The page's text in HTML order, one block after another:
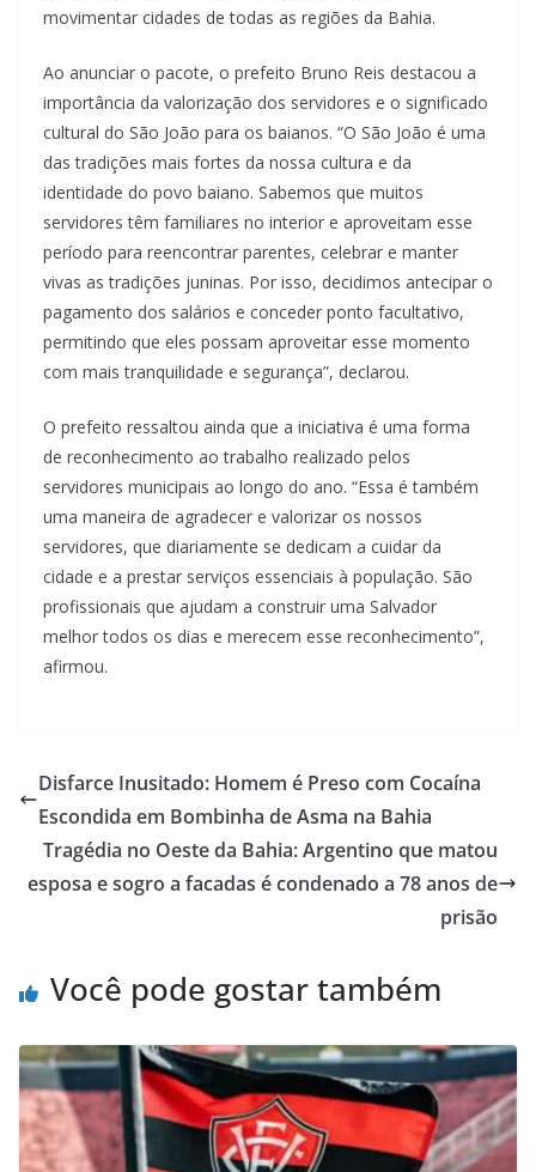
movimentar cidades de todas as regiões da Bahia.
Ao anunciar o pacote, o prefeito Bruno Reis destacou a
importância da valorização dos servidores e o significado
cultural do São João para os baianos. “O São João é uma
das tradições mais fortes da nossa cultura e da
identidade do povo baiano. Sabemos que muitos
servidores têm familiares no interior e aproveitam esse
período para reencontrar parentes, celebrar e manter
vivas as tradições juninas. Por isso, decidimos antecipar o
pagamento dos salários e conceder ponto facultativo,
permitindo que eles possam aproveitar esse momento
com mais tranquilidade e segurança”, declarou.
O prefeito ressaltou ainda que a iniciativa é uma forma
de reconhecimento ao trabalho realizado pelos
servidores municipais ao longo do ano. “Essa é também
uma maneira de agradecer e valorizar os nossos
servidores, que diariamente se dedicam a cuidar da
cidade e a prestar serviços essenciais à população. São
profissionais que ajudam a construir uma Salvador
melhor todos os dias e merecem esse reconhecimento”,
afirmou.
Disfarce Inusitado: Homem é Preso com Cocaína
Escondida em Bombinha de Asma na Bahia
Tragédia no Oeste da Bahia: Argentino que matou
esposa e sogro a facadas é condenado a 78 anos de
prisão
Você pode gostar também